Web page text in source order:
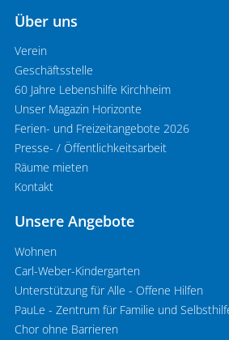
Über uns
Verein
Geschäftsstelle
60 Jahre Lebenshilfe Kirchheim
Unser Magazin Horizonte
Ferien- und Freizeitangebote 2026
Presse- / Öffentlichkeitsarbeit
Räume mieten
Kontakt
Unsere Angebote
Wohnen
Carl-Weber-Kindergarten
Unterstützung für Alle - Offene Hilfen
PauLe - Zentrum für Familie und
Chor ohne Barrieren